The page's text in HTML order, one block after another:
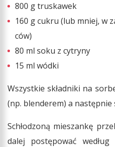
800 g truskawek
160 g cukru (lub mniej, w
ców)
80 ml soku z cytryny
15 ml wódki
Wszystkie składniki na
(np. blenderem) a następnie
Schłodzoną mieszankę
dalej postępować